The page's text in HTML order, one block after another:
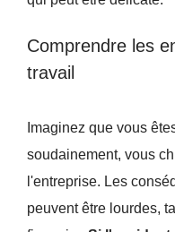
Comprendre les
travail
Imaginez que vous
soudainement, vous
l'entreprise. Les
peuvent être lourdes,